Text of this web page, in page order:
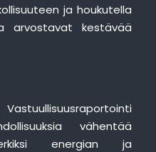
ja houkutella
arvostavat kestävää
vähentää
energian ja